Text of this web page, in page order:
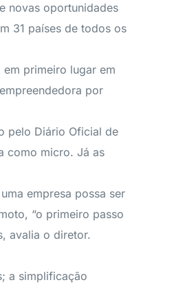
novas oportunidades
31 países de todos os
primeiro lugar em
por
pelo Diário Oficial de
como micro. Já as
empresa possa ser
“o primeiro passo
avalia o diretor.
a simplificação